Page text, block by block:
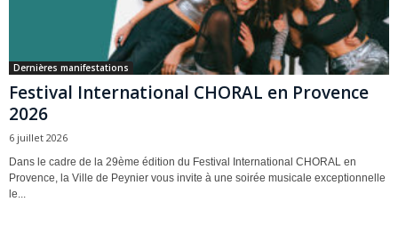
Dernières manifestations
Festival International CHORAL en Provence
2026
6 juillet 2026
Dans le cadre de la 29ème édition du Festival International CHORAL en
Provence, la Ville de Peynier vous invite à une soirée musicale exceptionnelle
le...